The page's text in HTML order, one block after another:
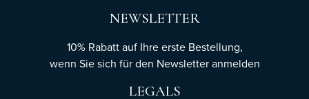
NEWSLETTER
10% Rabatt auf Ihre erste Bestellung,
wenn Sie sich für den Newsletteranmelden
LEGALS